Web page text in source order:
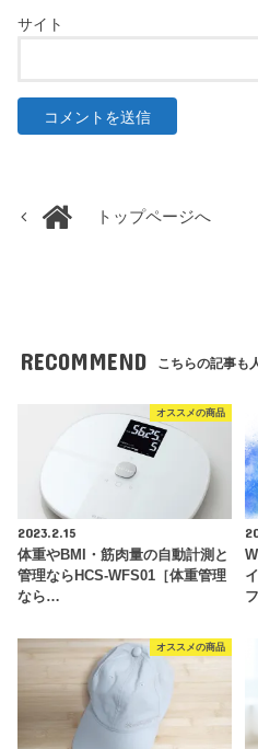
サイト
トップページへ
RECOMMEND こちらの記事も
オススメの商品
2023.2.15
体重やBMI・筋肉量の自動計測と
管理ならHCS-WFS01［体重管理
なら…
オススメの商品